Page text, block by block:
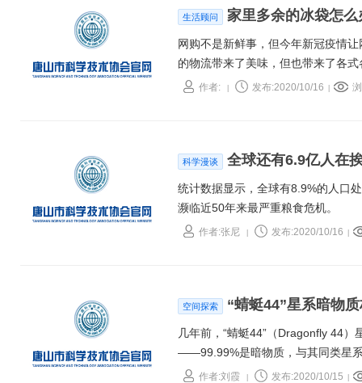
生活顾问 家里多余的冰袋怎
网购不是新鲜事，但今年新冠疫情
的物流带来了美味，但也带来了各
境，该怎么办才好呢？
作者: 发布:2020/10/16
科学漫谈 全球还有6.9亿人在
统计数据显示，全球有8.9%的人口
濒临近50年来最严重粮食危机。
作者:张尼 发布:2020/10/16
空间探索 “蜻蜓44”星系暗物
几年前，“蜻蜓44”（Dragonfly 44
——99.99%是暗物质，与其同类星
队在最新一期《皇家天文学会月报
作者:刘霞 发布:2020/10/15